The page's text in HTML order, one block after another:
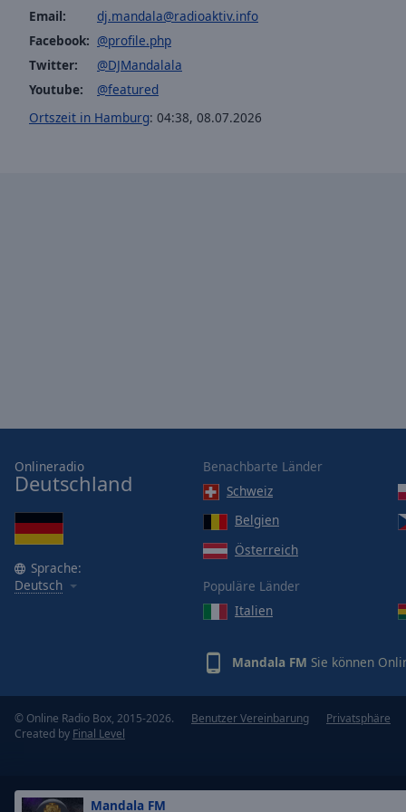
Color
Opacity
Opacity
Font
Text
Edge
Style
Reset
Done
End Mandala FM
Email:
dj.mandala@radioaktiv.info
Facebook: @profile.php
Twitter:
@DJMandalala
Youtube:
@featured
Ortszeit in Hamburg: 04:38, 08.07.2026
Onlineradio
Deutschland
Sprache:
Deutsch
Benachbarte Länder
Schweiz
Belgien
Österreich
Populäre Länder
Italien
Mandala FM Sie können
© Online Radio Box, 2015-2026.
Created by Final Level
Benutzer Vereinbarung Privatsphäre